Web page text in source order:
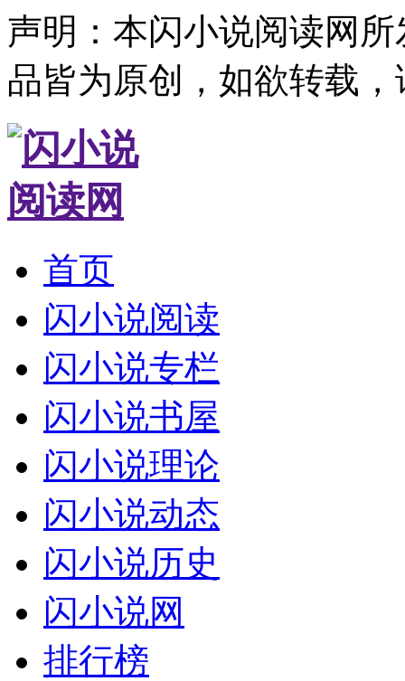
声明：本闪小说阅读网
品皆为原创，如欲转载
首页
闪小说阅读
闪小说专栏
闪小说书屋
闪小说理论
闪小说动态
闪小说历史
闪小说网
排行榜